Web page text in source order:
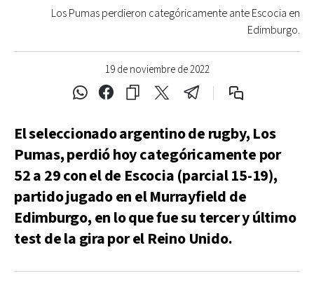
19 de noviembre de 2022
Los Pumas perdieron categóricamente ante Escocia en
Edimburgo.
El seleccionado argentino de rugby, Los
Pumas, perdió hoy categóricamente por
52 a 29 con el de Escocia (parcial 15-19),
partido jugado en el Murrayfield de
Edimburgo, en lo que fue su tercer y último
test de la gira por el Reino Unido.